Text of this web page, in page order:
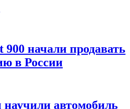
900 начали продавать
в России
автомобиль